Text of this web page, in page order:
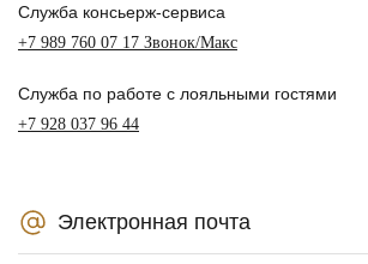
Служба консьерж-сервиса
+7 989 760 07 17 Звонок/Макс
Служба по работе с лояльными гостями
+7 928 037 96 44
Электронная почта